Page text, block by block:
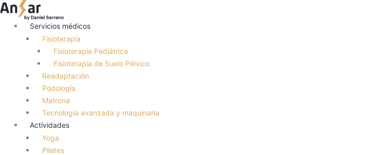
Ir
contenidoServicios médicos
Fisioterapia
Fisioterapia Pediátrica
Fisioterapia de Suelo Pélvico
Readaptación
Podología
Matrona
Tecnología avanzada y maquinaria
Actividades
Yoga
Pilates